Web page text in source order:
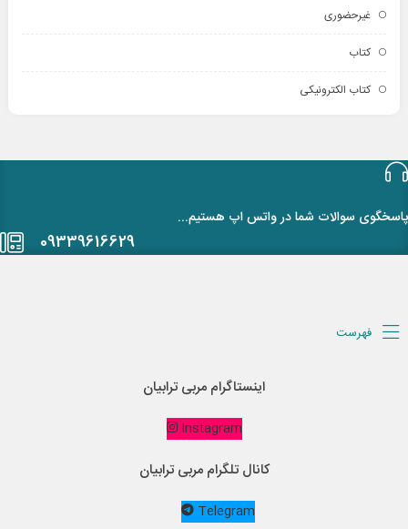
غیرحضوری
کتاب
کتاب الکترونیکی
پاسخگوی سوالات شما در واتس اپ هستیم...
09339616629
فهرست
اینستاگرام مربی ترابیان
Instagram
کانال تلگرام مربی ترابیان
Telegram